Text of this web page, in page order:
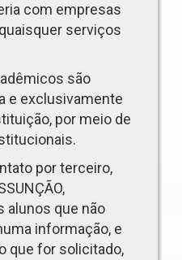
com empresas
serviços
são
e exclusivamente
por meio de
por terceiro,
alunos que não
informação, e
que for solicitado,